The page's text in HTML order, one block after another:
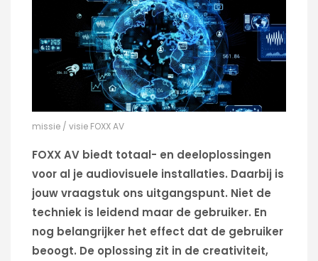
missie / visie FOXX AV
FOXX AV biedt totaal- en deeloplossingen
voor al je audiovisuele installaties. Daarbij is
jouw vraagstuk ons uitgangspunt. Niet de
techniek is leidend maar de gebruiker. En
nog belangrijker het effect dat de gebruiker
beoogt. De oplossing zit in de creativiteit,